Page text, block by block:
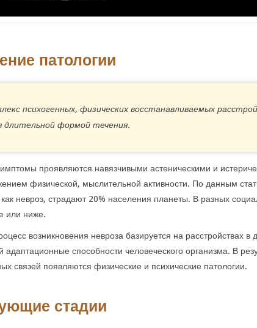
патологии
психогенных, физических восстанавливаемых
длительной формой течения.
проявляются навязчивыми астеническими и
физической, мыслительной активности. По данным
невроз, страдают 20% населения планеты. В разных
или ниже.
возникновения невроза базируется на расстройствах в
способности человеческого организма. В
связей появляются физические и психические патологии.
стадии